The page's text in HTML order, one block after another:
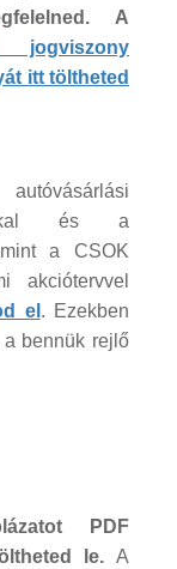
A
jogviszony
itt töltheted
kal és a
a CSOK
akciótervvel
el . Ezekben
a bennük rejlő
PDF
le. A